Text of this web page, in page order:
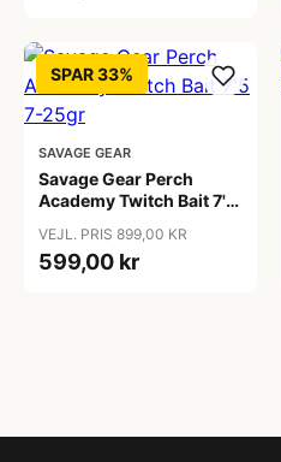
SPAR 33%
SAVAGE GEAR
Savage Gear Perch
Academy Twitch Bait 7'5
VEJL. PRIS 899,00 KR
599,00 kr